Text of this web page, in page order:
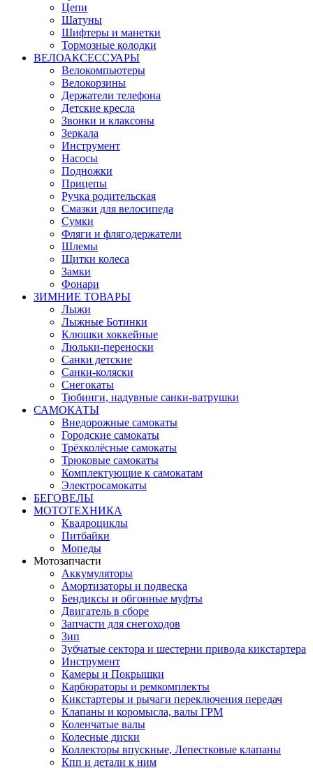
Цепи
Шатуны
Шифтеры и манетки
Тормозные колодки
ВЕЛОАКСЕССУАРЫ
Велокомпьютеры
Велокорзины
Держатели телефона
Детские кресла
Звонки и клаксоны
Зеркала
Инструмент
Насосы
Подножки
Прицепы
Ручка родительская
Смазки для велосипеда
Сумки
Фляги и флягодержатели
Шлемы
Щитки колеса
Замки
Фонари
ЗИМНИЕ ТОВАРЫ
Лыжи
Лыжные Ботинки
Клюшки хоккейные
Люльки-переноски
Санки детские
Санки-коляски
Снегокаты
Тюбинги, надувные санки-ватрушки
САМОКАТЫ
Внедорожные самокаты
Городские самокаты
Трёхколёсные самокаты
Трюковые самокаты
Комплектующие к самокатам
Электросамокаты
БЕГОВЕЛЫ
МОТОТЕХНИКА
Квадроциклы
Питбайки
Мопеды
Мотозапчасти
Аккумуляторы
Амортизаторы и подвеска
Бендиксы и обгонные муфты
Двигатель в сборе
Запчасти для снегоходов
Зип
Зубчатые сектора и шестерни привода кикстартера
Инструмент
Камеры и Покрышки
Карбюраторы и ремкомплекты
Кикстартеры и рычаги переключения передач
Клапаны и коромысла, валы ГРМ
Коленчатые валы
Колесные диски
Коллекторы впускные, Лепестковые клапаны
Кпп и детали к ним